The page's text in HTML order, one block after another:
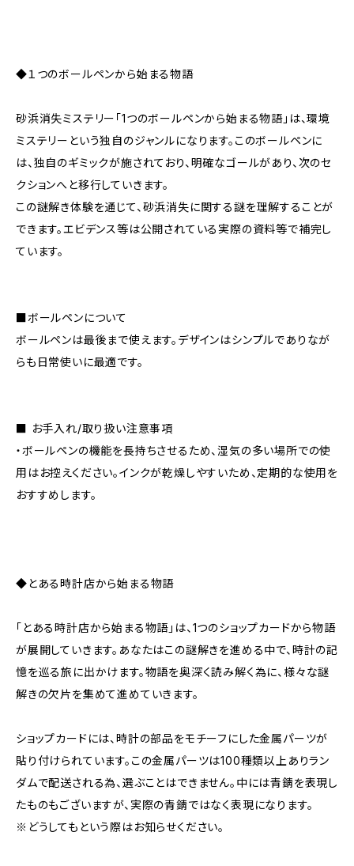
◆１つのボールペンから始まる物語
砂浜消失ミステリー「1つのボールペンから始まる物語」は、環境
ミステリーという独自のジャンルになります。このボールペンに
は、独自のギミックが施されており、明確なゴールがあり、次のセ
クションへと移行していきます。
この謎解き体験を通じて、砂浜消失に関する謎を理解することが
できます。エビデンス等は公開されている実際の資料等で補完し
ています。
■ボールペンについて
ボールペンは最後まで使えます。デザインはシンプルでありなが
らも日常使いに最適です。
■ お手入れ/取り扱い注意事項
・ボールペンの機能を長持ちさせるため、湿気の多い場所での使
用はお控えください。インクが乾燥しやすいため、定期的な使用を
おすすめします。
◆とある時計店から始まる物語
「とある時計店から始まる物語」は、1つのショップカードから物語
が展開していきます。あなたはこの謎解きを進める中で、時計の記
憶を巡る旅に出かけます。物語を奥深く読み解く為に、様々な謎
解きの欠片を集めて進めていきます。
ショップカードには、時計の部品をモチーフにした金属パーツが
貼り付けられています。この金属パーツは100種類以上ありラン
ダムで配送される為、選ぶことはできません。中には青錆を表現し
たものもございますが、実際の青錆ではなく表現になります。
※どうしてもという際はお知らせください。